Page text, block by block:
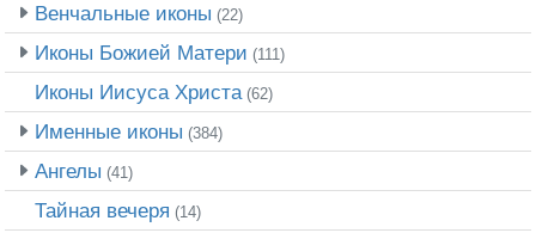
Венчальные иконы (22)
Иконы Божией Матери (111)
Иконы Иисуса Христа(62)
Именные иконы (384)
Ангелы (41)
Тайная вечеря (14)